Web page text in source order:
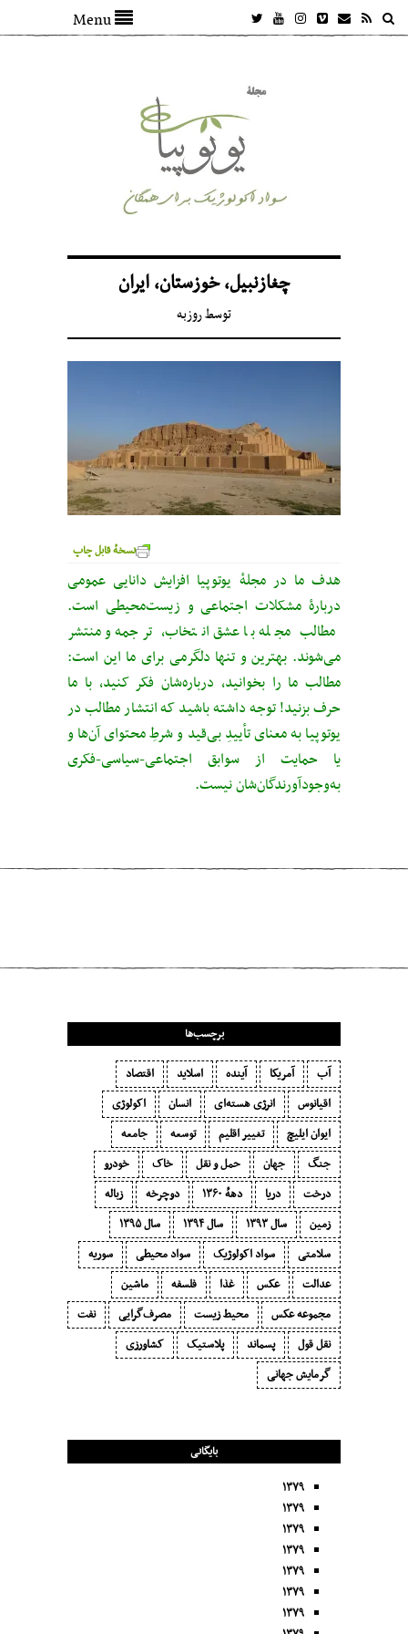
Menu
چغازنبیل، خوزستان،‌ ایران
توسطروزبه
نسخهٔ قابل چاپ
هدف ما در مجلهٔ یوتوپیا افزایش دانایی عمومی
دربارهٔ مشکلات اجتماعی و زیست‌محیطی است.
مطالب مجله با عشق انتخاب، ترجمه و منتشر
می‌شوند. بهترین و تنها دلگرمی برای ما این است:
مطالب ما را بخوانید، درباره‌شان فکر کنید، با ما
حرف بزنید! توجه داشته باشید که انتشار مطالب در
یوتوپیا به معنای تأییدِ بی‌قید‌ و شرطِ محتوای آن‌ها و
یا حمایت از سوابق اجتماعی-سیاسی-فکری
به‌وجودآورندگان‌شان نیست.
برچسب‌ها
آب آمریکا آینده اسلاید
اقتصاد
اقیانوس
انرژی هسته‌ای انسان
اکولوژی
ایوان ایلیچ
تغییر اقلیم توسعه
جامعه
جنگ
جهان حمل و نقل خاک
خودرو
درخت
دریا دههٔ ۱‍۳۶۰ دوچرخه
زباله
زمین
سال ۱۳۹۳ سال ۱۳۹۴
سال ۱۳۹۵
سلامتی
سواد اکولوژیک سواد محیطی
سوریه
عدالت
عکس غذا فلسفه
ماشین
مجموعه عکس
محیط زیست مصرف‌گرایی‬
نفت
نقل قول
پسماند پلاستیک
کشاورزی
گرمایش جهانی
بایگانی
۱۳۷۹
۱۳۷۹
۱۳۷۹
۱۳۷۹
۱۳۷۹
۱۳۷۹
۱۳۷۹